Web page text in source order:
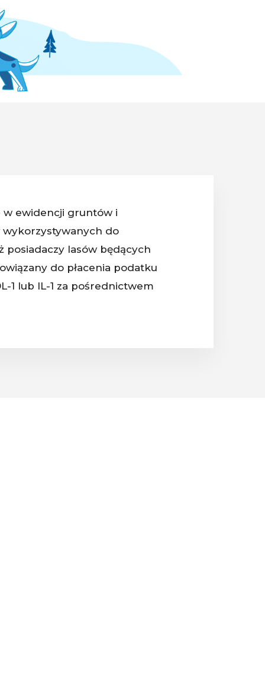
w ewidencji gruntów i
wykorzystywanych do
posiadaczy lasów będących
do płacenia podatku
1 lub IL-1 za pośrednictwem